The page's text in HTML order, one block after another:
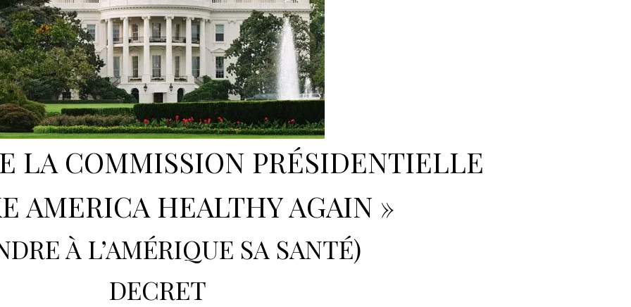
LA COMMISSION PRÉSIDENTIELLE
AMERICA HEALTHY AGAIN »
À L’AMÉRIQUE SA SANTÉ)
DECRET